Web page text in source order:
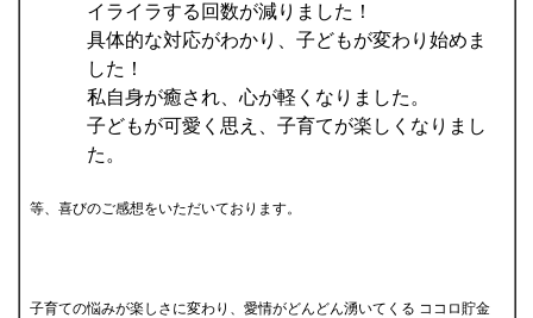
イライラする回数が減りました！
具体的な対応がわかり、子どもが変わり始めま
した！
私自身が癒され、心が軽くなりました。
子どもが可愛く思え、子育てが楽しくなりまし
た。
等、喜びのご感想をいただいております。
子育ての悩みが楽しさに変わり、愛情がどんどん湧いてくる ココロ貯金